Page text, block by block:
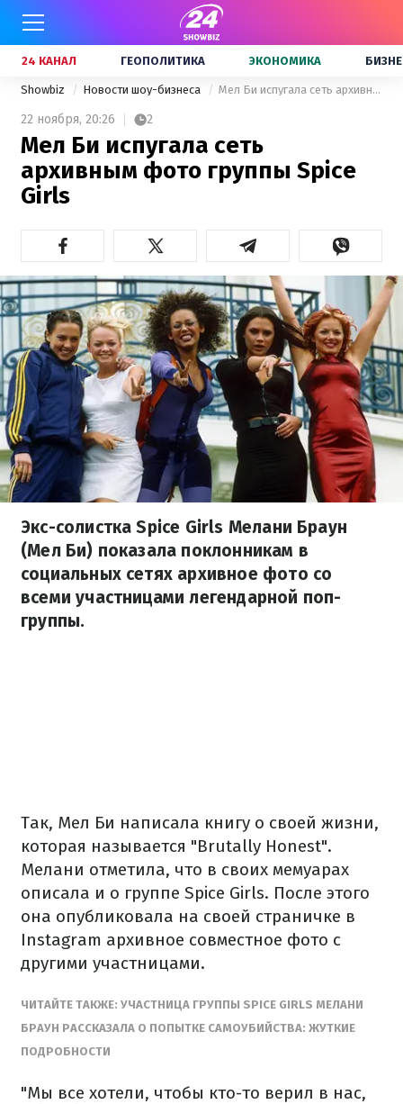
24 КАНАЛ ГЕОПОЛИТИКА ЭКОНОМИКА
Showbiz Новости шоу-бизнеса Мел Би испугала сеть архивным фото группы Spice Girls
22 ноября, 20:26 2
Мел Би испугала сеть
архивным фото группы Spice
Girls
Экс-солистка Spice Girls Мелани Браун
(Мел Би) показала поклонникам в
социальных сетях архивное фото со
всеми участницами легендарной поп-
группы.
Так, Мел Би написала книгу о своей жизни,
которая называется "Brutally Honest".
Мелани отметила, что в своих мемуарах
описала и о группе Spice Girls. После этого
она опубликовала на своей страничке в
Instagram архивное совместное фото с
другими участницами.
ЧИТАЙТЕ ТАКЖЕ: УЧАСТНИЦА ГРУППЫ SPICE GIRLS МЕЛАНИ
БРАУН РАССКАЗАЛА О ПОПЫТКЕ САМОУБИЙСТВА: ЖУТКИЕ
ПОДРОБНОСТИ
"Мы все хотели, чтобы кто-то верил в нас,